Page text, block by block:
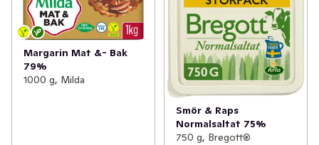
Margarin Mat &- Bak
79%
1000 g, Milda
Smör & Raps
Normalsaltat 75%
750 g, Bregott®